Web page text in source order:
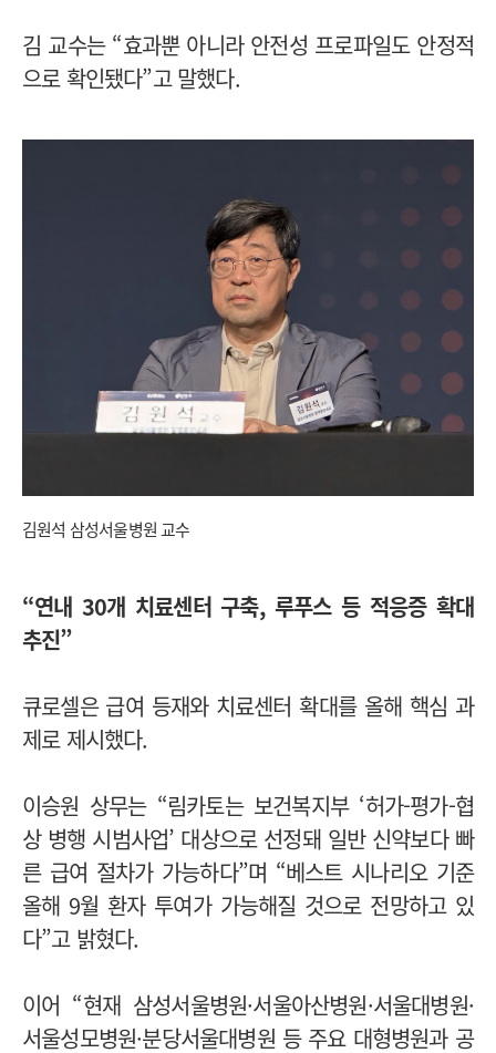
김 교수는 “효과뿐 아니라 안전성 프로파일도 안정적
으로 확인됐다”고 말했다.
김원석 삼성서울병원 교수
“연내 30개 치료센터 구축, 루푸스 등 적응증 확대
추진”
큐로셀은 급여 등재와 치료센터 확대를 올해 핵심 과
제로 제시했다.
이승원 상무는 “림카토는 보건복지부 ‘허가-평가-협
상 병행 시범사업’ 대상으로 선정돼 일반 신약보다 빠
른 급여 절차가 가능하다”며 “베스트 시나리오 기준
올해 9월 환자 투여가 가능해질 것으로 전망하고 있
다”고 밝혔다.
이어 “현재 삼성서울병원·서울아산병원·서울대병원·
서울성모병원·분당서울대병원 등 주요 대형병원과 공